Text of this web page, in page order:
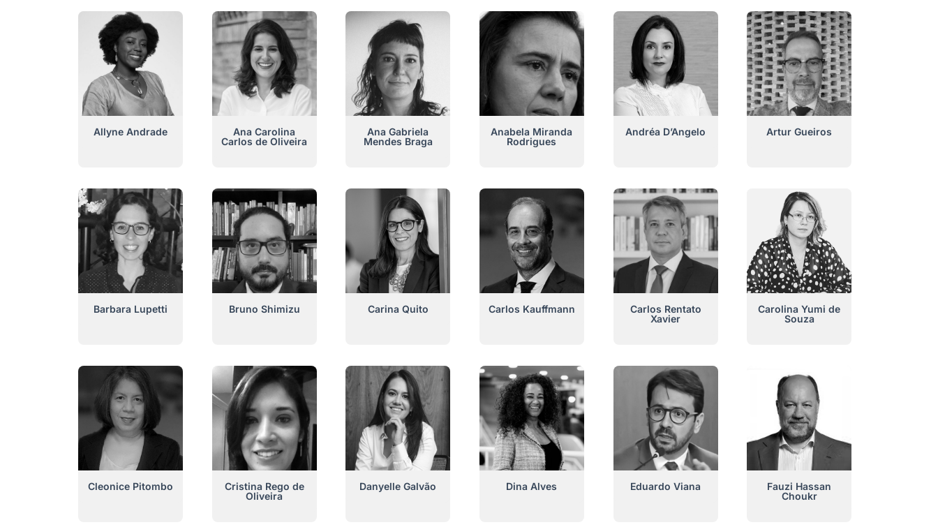
Allyne Andrade
Ana Carolina
Carlos de Oliveira
Ana Gabriela
Mendes Braga
Anabela Miranda
Rodrigues
Andréa D’Angelo Artur Gueiros
Barbara Lupetti Bruno Shimizu Carina Quito Carlos Kauffmann
Carlos Rentato
Xavier
Carolina Yumi de
Souza
Cleonice Pitombo
Cristina Rego de
Oliveira
Danyelle Galvão Dina Alves Eduardo Viana
Fauzi Hassan
Choukr